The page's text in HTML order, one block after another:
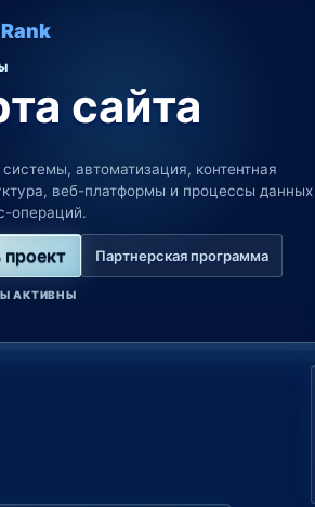
Rank
сайта
автоматизация, контентная
веб-платформы и процессы данных
операций.
проект Партнерская программа
АКТИВНЫ